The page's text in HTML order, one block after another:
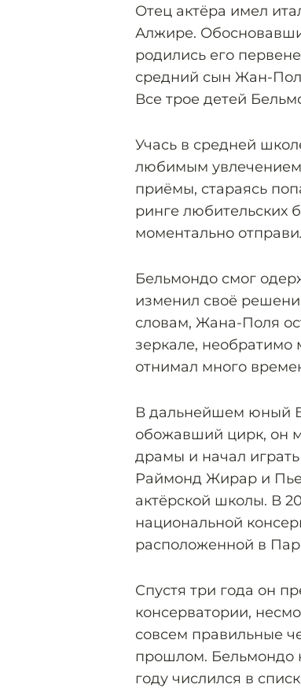
Отец актёра имел
Алжире.
родились его
средний сын Жан-
Все трое детей
Учась в средней
любимым увлечением
приёмы, стараясь
ринге любительских
моментально
Бельмондо смог
изменил своё
словам, Жана-Поля
зеркале, необратимо
отнимал много
В дальнейшем юный
обожавший цирк, он
драмы и начал
Раймонд Жирар и
актёрской школы. В
национальной
расположенной в
Спустя три года он
консерватории,
совсем правильные
прошлом. Бельмондо
году числился в